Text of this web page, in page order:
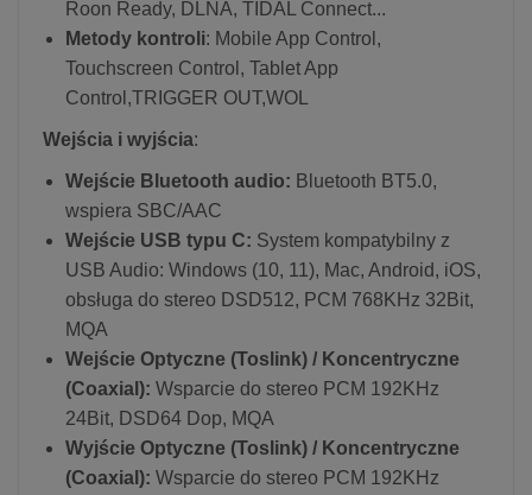
Roon Ready, DLNA, TIDAL Connect...
Metody kontroli: Mobile App Control,
Touchscreen Control, Tablet App
Control,TRIGGER OUT,WOL
Wejścia i wyjścia:
Wejście Bluetooth audio: Bluetooth BT5.0,
wspiera SBC/AAC
Wejście USB typu C: System kompatybilny z
USB Audio: Windows (10, 11), Mac, Android, iOS,
obsługa do stereo DSD512, PCM 768KHz 32Bit,
MQA
Wejście Optyczne (Toslink) / Koncentryczne
(Coaxial): Wsparcie do stereo PCM 192KHz
24Bit, DSD64 Dop, MQA
Wyjście Optyczne (Toslink) / Koncentryczne
(Coaxial): Wsparcie do stereo PCM 192KHz